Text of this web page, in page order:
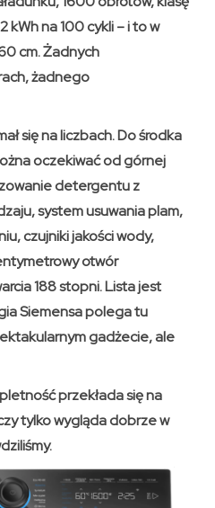
kWh na 100 cykli – i to w
cm. Żadnych
żadnego
się na liczbach. Do środka
oczekiwać od górnej
detergentu z
system usuwania plam,
czujniki jakości wody,
otwór
188 stopni. Lista jest
Siemensa polega tu
gadżecie, ale
przekłada się na
tylko wygląda dobrze w